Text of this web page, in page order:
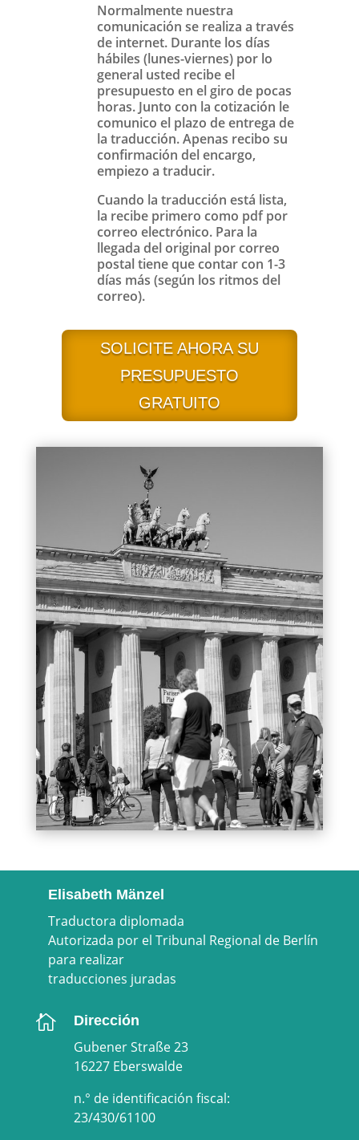
Normalmente nuestra
comunicación se realiza a través
de internet. Durante los días
hábiles (lunes-viernes) por lo
general usted recibe el
presupuesto en el giro de pocas
horas. Junto con la cotización le
comunico el plazo de entrega de
la traducción. Apenas recibo su
confirmación del encargo,
empiezo a traducir.
Cuando la traducción está lista,
la recibe primero como pdf por
correo electrónico. Para la
llegada del original por correo
postal tiene que contar con 1-3
días más (según los ritmos del
correo).
SOLICITE AHORA SU
PRESUPUESTO
GRATUITO
Elisabeth Mänzel
Traductora diplomada
Autorizada por el Tribunal Regional de Berlín
para realizar
traducciones juradas
 Dirección
Gubener Straße 23
16227 Eberswalde
n.° de identificación fiscal:
23/430/61100